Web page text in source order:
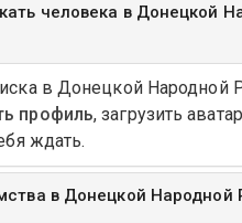
человека в Донецкой
в Донецкой Народной
профиль, загрузить
ждать.
в Донецкой Народной